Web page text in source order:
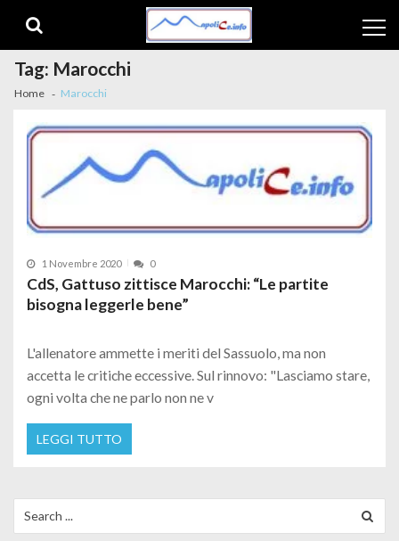
Tag: Marocchi
Home Marocchi
1 Novembre 2020 0
CdS, Gattuso zittisce Marocchi: “Le partite
bisogna leggerle bene”
L'allenatore ammette i meriti del Sassuolo, ma non
accetta le critiche eccessive. Sul rinnovo: "Lasciamo stare,
ogni volta che ne parlo non ne v
LEGGI TUTTO